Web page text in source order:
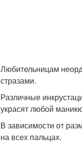
Любительницам
стразами.
Различные
украсят любой
В зависимости от
на всех пальцах.